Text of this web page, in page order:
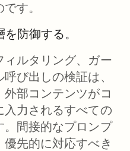
す。
防御する。
ィルタリング、ガー
び出しの検証は、
部コンテンツがコ
入力されるすべての
。間接的なプロンプ
優先的に対応すべき